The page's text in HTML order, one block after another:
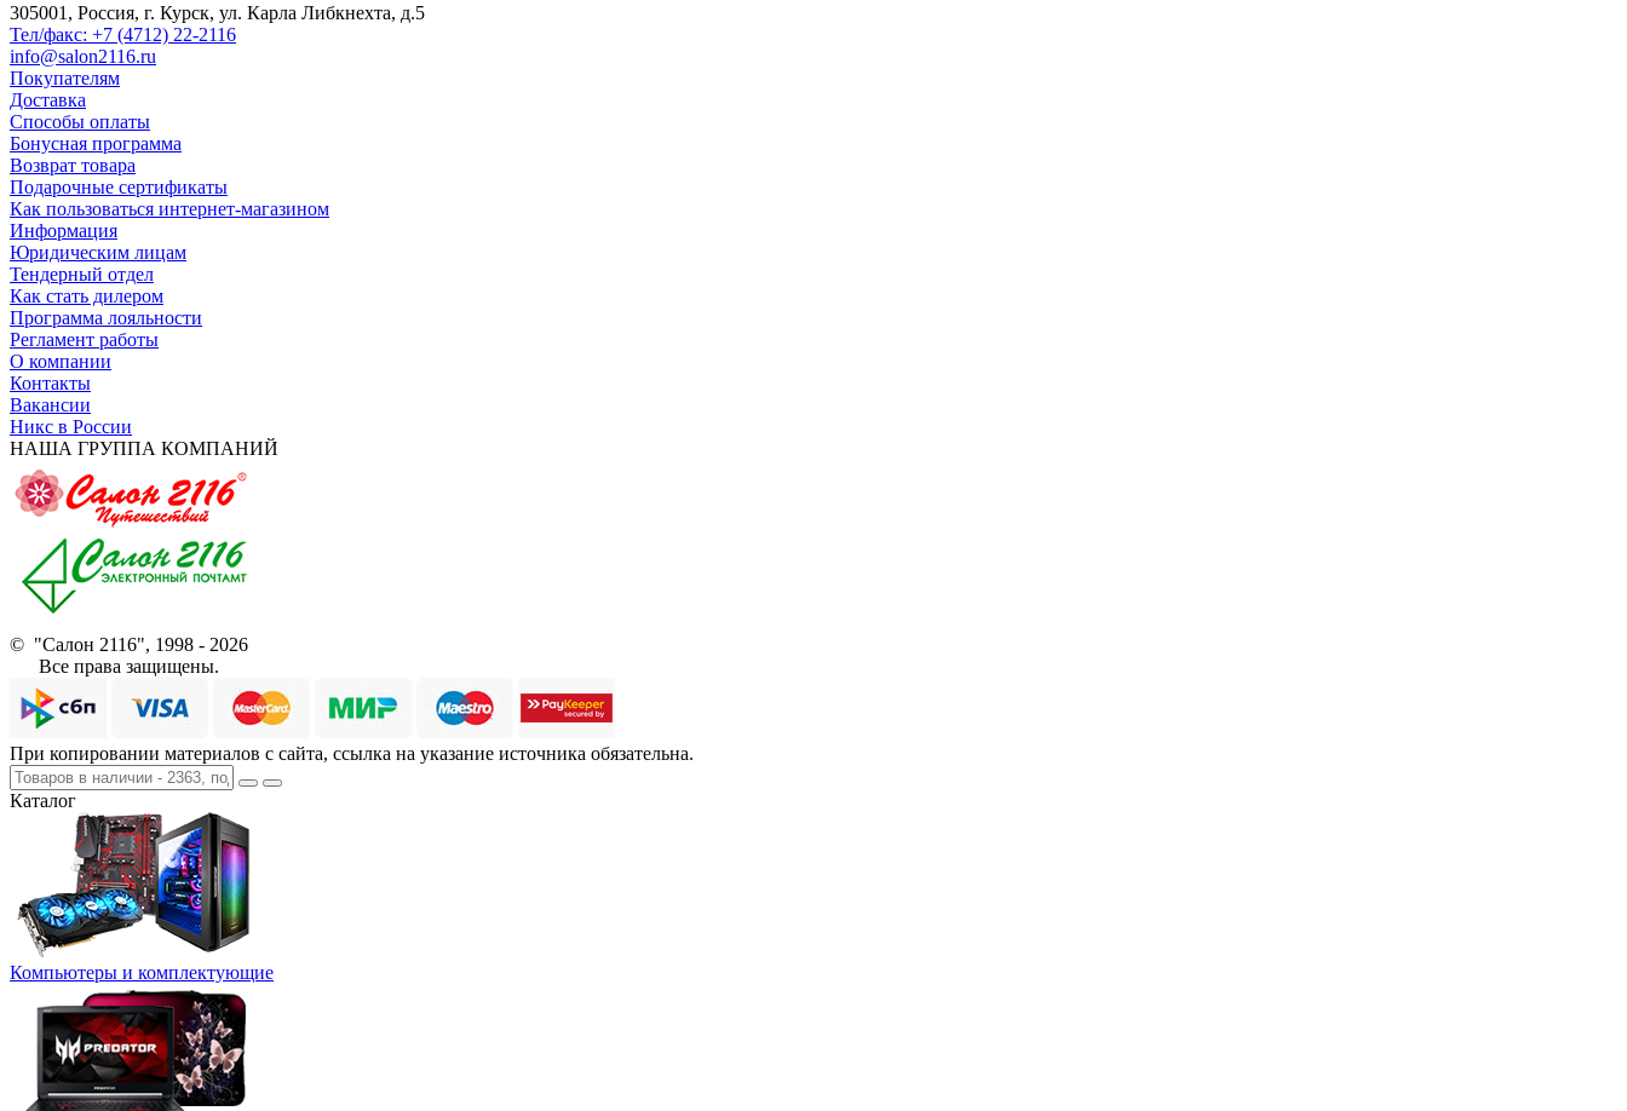
305001, Россия, г. Курск, ул. Карла Либкнехта, д.5
Тел/факс: +7 (4712) 22-2116
info@salon2116.ru
Покупателям
Доставка
Способы оплаты
Бонусная программа
Возврат товара
Подарочные сертификаты
Как пользоваться интернет-магазином
Информация
Юридическим лицам
Тендерный отдел
Как стать дилером
Программа лояльности
Регламент работы
О компании
Контакты
Вакансии
Никс в России
НАША ГРУППА КОМПАНИЙ
© "Салон 2116", 1998 - 2026
Все права защищены.
При копировании материалов с сайта, ссылка на указание источника обязательна.
Каталог
Компьютеры и комплектующие